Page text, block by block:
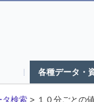
各種データ・
タ検索 > １０分ごとの